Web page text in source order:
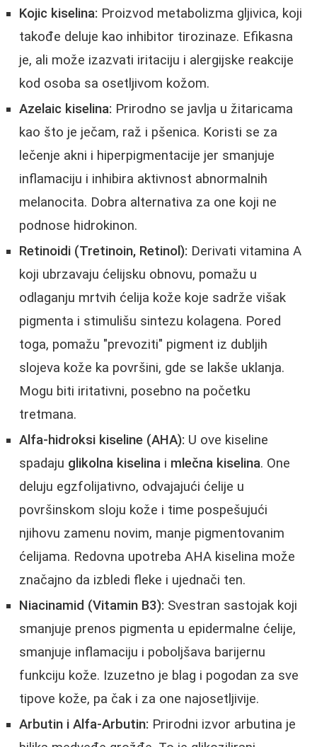
Kojic kiselina: Proizvod metabolizma gljivica, koji
takođe deluje kao inhibitor tirozinaze. Efikasna
je, ali može izazvati iritaciju i alergijske reakcije
kod osoba sa osetljivom kožom.
Azelaic kiselina: Prirodno se javlja u žitaricama
kao što je ječam, raž i pšenica. Koristi se za
lečenje akni i hiperpigmentacije jer smanjuje
inflamaciju i inhibira aktivnost abnormalnih
melanocita. Dobra alternativa za one koji ne
podnose hidrokinon.
Retinoidi (Tretinoin, Retinol): Derivati vitamina A
koji ubrzavaju ćelijsku obnovu, pomažu u
odlaganju mrtvih ćelija kože koje sadrže višak
pigmenta i stimulišu sintezu kolagena. Pored
toga, pomažu "prevoziti" pigment iz dubljih
slojeva kože ka površini, gde se lakše uklanja.
Mogu biti iritativni, posebno na početku
tretmana.
Alfa-hidroksi kiseline (AHA): U ove kiseline
spadaju glikolna kiselina i mlečna kiselina. One
deluju egzfolijativno, odvajajući ćelije u
površinskom sloju kože i time pospešujući
njihovu zamenu novim, manje pigmentovanim
ćelijama. Redovna upotreba AHA kiselina može
značajno da izbledi fleke i ujednači ten.
Niacinamid (Vitamin B3): Svestran sastojak koji
smanjuje prenos pigmenta u epidermalne ćelije,
smanjuje inflamaciju i poboljšava barijernu
funkciju kože. Izuzetno je blag i pogodan za sve
tipove kože, pa čak i za one najosetljivije.
Arbutin i Alfa-Arbutin: Prirodni izvor arbutina je